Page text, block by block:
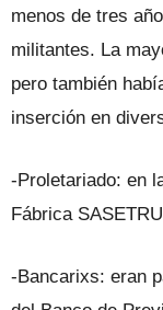
menos de tres
militantes. La
pero también
inserción en
-Proletariado: en
Fábrica
-Bancarixs: eran